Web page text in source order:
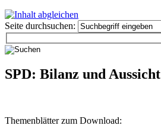
Seite durchsuchen:
SPD: Bilanz und Aussicht
Themenblätter zum Download: